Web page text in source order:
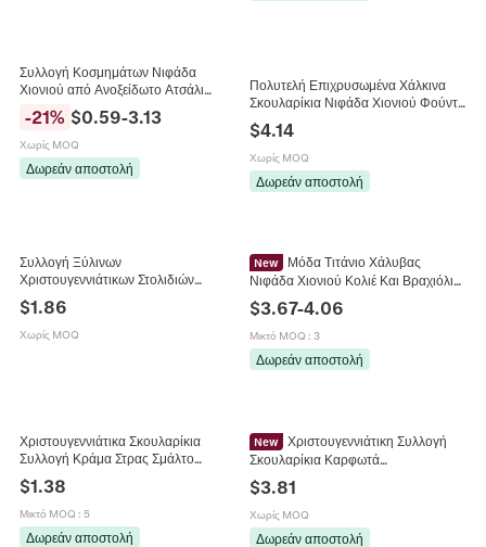
Συλλογή Κοσμημάτων Νιφάδα
Χιονιού από Ανοξείδωτο Ατσάλι
Κρεμαστό Κόσμημα από Χαλκό με
Ζιργκόν Κολιέ Σκουλαρίκια Δαχτυλίδι
-21% $0.59-3.13
Χωρίς MOQ
Δωρεάν αποστολή
Πολυτελή Επιχρυσωμένα Χάλκινα
Σκουλαρίκια Νιφάδα Χιονιού Φούντα
Αλυσίδα Στρας Ζιρκόνια Ear Cuff
Γυναικεία Κοσμήματα Μόδας
$4.14
Χωρίς MOQ
Δωρεάν αποστολή
Συλλογή Ξύλινων
Χριστουγεννιάτικων Στολιδιών
Δημιουργικά Διακοσμητικά Τάρανδοι
και Νιφάδες για Γιορτινή Διακόσμηση
Σπιτιού
$1.86
Χωρίς MOQ
New
Μόδα Τιτάνιο Χάλυβας
Νιφάδα Χιονιού Κολιέ Και Βραχιόλι
Συλλογή Χρυσό Επιμεταλλωμένο
Ζιργκόν Χειμερινά Κοσμήματα
Γυναίκες
$3.67-4.06
Μικτό MOQ : 3
Δωρεάν αποστολή
Χριστουγεννιάτικα Σκουλαρίκια
Συλλογή Κράμα Στρας Σμάλτο
Δέντρο Ανοξείδωτο Ατσάλι
$1.38
Μικτό MOQ : 5
Δωρεάν αποστολή
New
Χριστουγεννιάτικη Συλλογή
Σκουλαρίκια Καρφωτά
Καρφίτσα από Ασήμι 925 Νιφάδα
Χιονιού Άγιος Βασίλης Γυναικεία
Κοσμήματα
$3.81
Χωρίς MOQ
Δωρεάν αποστολή